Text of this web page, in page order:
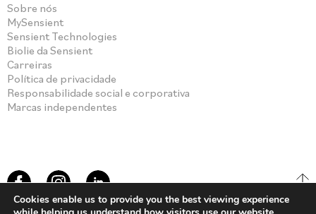
Sobre nós
MySensient
Sensient Technologies
Biolie da Sensient
Carreiras
Política de privacidade
Responsabilidade social e corporativa
Marcas independentes
Cookies enable us to provide you the best viewing experience